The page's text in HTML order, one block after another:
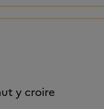
y croire